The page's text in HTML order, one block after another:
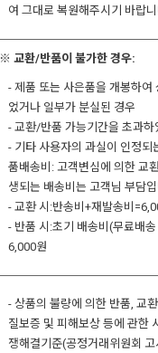
여 그대로 복원해주시기 바랍
※ 교환/반품이 불가한 경우:
- 제품 또는 사은품을 개봉하여
었거나 일부가 분실된 경우
- 교환/반품 가능기간을 초과하
- 기타 사용자의 과실이 인정되
품배송비: 고객변심에 의한 교
생되는 배송비는 고객님 부담
- 교환 시:반송비+재발송비
- 반품 시:초기 배송비(무료배
6,000원
- 상품의 불량에 의한 반품, 교
질보증 및 피해보상 등에 관한
쟁해결기준(공정거래위원회